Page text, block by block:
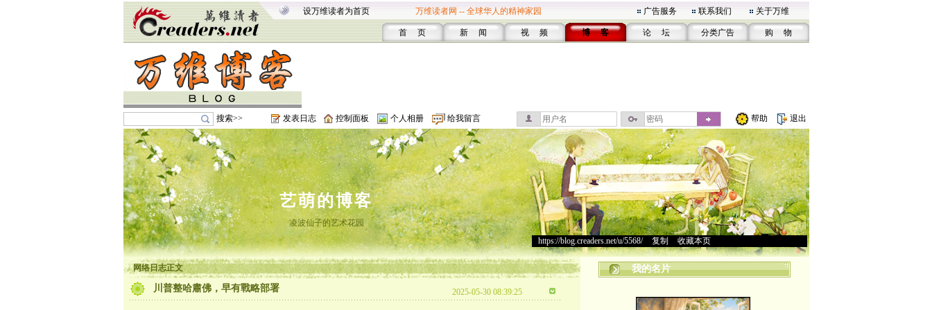
设万维读者为首页 万维读者网 -- 全球华人的精神家园 广告服务 联系我们 关于万维
首 页 新 闻 视 频 博 客 论 坛 分类广告 购 物
搜索>> 发表日志 控制面板 个人相册 给我留言 帮助 退出
艺萌的博客
凌波仙子的艺术花园
https://blog.creaders.net/u/5568/> 复制 收藏本页
网络日志正文
川普整哈肅佛，早有戰略部署 2025-05-30 08:39:25
我的名片